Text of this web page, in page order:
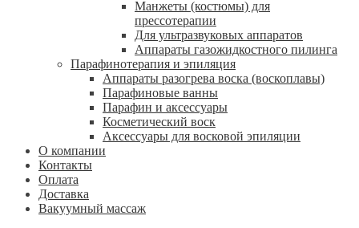
Манжеты (костюмы) для
прессотерапии
Для ультразвуковых аппаратов
Аппараты газожидкостного пилинга
Парафинотерапия и эпиляция
Аппараты разогрева воска (воскоплавы)
Парафиновые ванны
Парафин и аксессуары
Косметический воск
Аксессуары для восковой эпиляции
О компании
Контакты
Оплата
Доставка
Вакуумный массаж